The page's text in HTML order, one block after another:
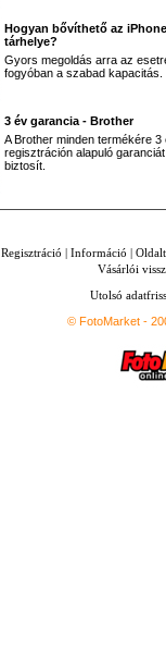
Hogyan bővíthető az iPhone
tárhelye?
Gyors megoldás arra az
fogyóban a szabad kapacitás.
3 év garancia - Brother
A Brother minden termékére 3
regisztráción alapuló garanciát
biztosít.
Regisztráció | Információ |
Vásárlói
Utolsó
© FotoMarket -